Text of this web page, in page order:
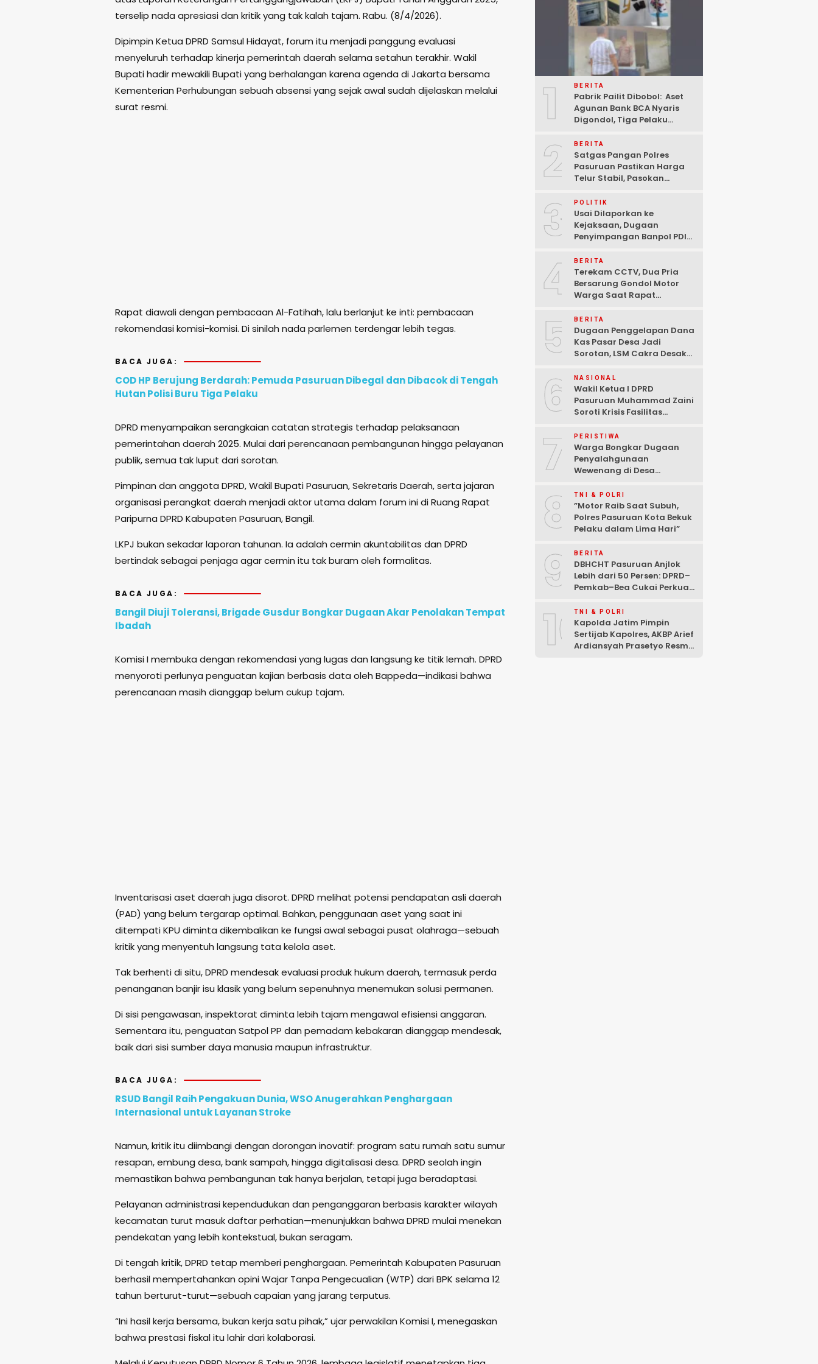
terselip nada apresiasi dan kritik yang tak kalah tajam. Rabu. (8/4/2026).
Dipimpin Ketua DPRD Samsul Hidayat, forum itu menjadi panggung evaluasi
menyeluruh terhadap kinerja pemerintah daerah selama setahun terakhir. Wakil
Bupati hadir mewakili Bupati yang berhalangan karena agenda di Jakarta bersama
Kementerian Perhubungan sebuah absensi yang sejak awal sudah dijelaskan melalui
surat resmi.
Rapat diawali dengan pembacaan Al-Fatihah, lalu berlanjut ke inti: pembacaan
rekomendasi komisi-komisi. Di sinilah nada parlemen terdengar lebih tegas.
BACA JUGA:
COD HP Berujung Berdarah: Pemuda Pasuruan Dibegal dan Dibacok di Tengah
Hutan Polisi Buru Tiga Pelaku
DPRD menyampaikan serangkaian catatan strategis terhadap pelaksanaan
pemerintahan daerah 2025. Mulai dari perencanaan pembangunan hingga pelayanan
publik, semua tak luput dari sorotan.
Pimpinan dan anggota DPRD, Wakil Bupati Pasuruan, Sekretaris Daerah, serta jajaran
organisasi perangkat daerah menjadi aktor utama dalam forum ini di Ruang Rapat
Paripurna DPRD Kabupaten Pasuruan, Bangil.
LKPJ bukan sekadar laporan tahunan. Ia adalah cermin akuntabilitas dan DPRD
bertindak sebagai penjaga agar cermin itu tak buram oleh formalitas.
BACA JUGA:
Bangil Diuji Toleransi, Brigade Gusdur Bongkar Dugaan Akar Penolakan Tempat
Ibadah
Komisi I membuka dengan rekomendasi yang lugas dan langsung ke titik lemah. DPRD
menyoroti perlunya penguatan kajian berbasis data oleh Bappeda—indikasi bahwa
perencanaan masih dianggap belum cukup tajam.
Inventarisasi aset daerah juga disorot. DPRD melihat potensi pendapatan asli daerah
(PAD) yang belum tergarap optimal. Bahkan, penggunaan aset yang saat ini
ditempati KPU diminta dikembalikan ke fungsi awal sebagai pusat olahraga—sebuah
kritik yang menyentuh langsung tata kelola aset.
Tak berhenti di situ, DPRD mendesak evaluasi produk hukum daerah, termasuk perda
penanganan banjir isu klasik yang belum sepenuhnya menemukan solusi permanen.
Di sisi pengawasan, inspektorat diminta lebih tajam mengawal efisiensi anggaran.
Sementara itu, penguatan Satpol PP dan pemadam kebakaran dianggap mendesak,
baik dari sisi sumber daya manusia maupun infrastruktur.
BACA JUGA:
RSUD Bangil Raih Pengakuan Dunia, WSO Anugerahkan Penghargaan
Internasional untuk Layanan Stroke
Namun, kritik itu diimbangi dengan dorongan inovatif: program satu rumah satu sumur
resapan, embung desa, bank sampah, hingga digitalisasi desa. DPRD seolah ingin
memastikan bahwa pembangunan tak hanya berjalan, tetapi juga beradaptasi.
Pelayanan administrasi kependudukan dan penganggaran berbasis karakter wilayah
kecamatan turut masuk daftar perhatian—menunjukkan bahwa DPRD mulai menekan
pendekatan yang lebih kontekstual, bukan seragam.
Di tengah kritik, DPRD tetap memberi penghargaan. Pemerintah Kabupaten Pasuruan
berhasil mempertahankan opini Wajar Tanpa Pengecualian (WTP) dari BPK selama 12
tahun berturut-turut—sebuah capaian yang jarang terputus.
“Ini hasil kerja bersama, bukan kerja satu pihak,” ujar perwakilan Komisi I, menegaskan
bahwa prestasi fiskal itu lahir dari kolaborasi.
1 BERITA
Pabrik Pailit Dibobol: Aset
Agunan Bank BCA Nyaris
Digondol, Tiga Pelaku
Pasuruan
2 BERITA
Satgas Pangan Polres
Pasuruan Pastikan Harga
Telur Stabil, Pasokan
Kekhawatiran Fluktuasi
3 POLITIK
Usai Dilaporkan ke
Kejaksaan, Dugaan
Penyimpangan Banpol PDIP
Tuntas “6 Eks Ketua PAC
Cabut Laporan”
4 BERITA
Terekam CCTV, Dua Pria
Bersarung Gondol Motor
Warga Saat Rapat
5 BERITA
Dugaan Penggelapan Dana
Kas Pasar Desa Jadi
Sorotan, LSM Cakra Desak
6 NASIONAL
Wakil Ketua I DPRD
Pasuruan Muhammad Zaini
Soroti Krisis Fasilitas
Anggaran
7 PERISTIWA
Warga Bongkar Dugaan
Penyalahgunaan
Wewenang di Desa
Mencuat
8 TNI & POLRI
‎”Motor Raib Saat Subuh,
Polres Pasuruan Kota Bekuk
Pelaku dalam Lima Hari” ‎
9 BERITA
DBHCHT Pasuruan Anjlok
Lebih dari 50 Persen: DPRD–
Pemkab–Bea Cukai Perkuat
Rokok Ilegal
10TNI & POLRI
Kapolda Jatim Pimpin
Sertijab Kapolres, AKBP Arief
Ardiansyah Prasetyo Resmi